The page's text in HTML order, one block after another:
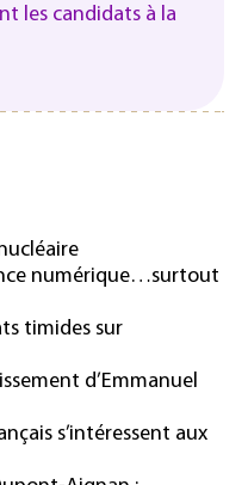
les candidats à la
numérique…surtout
timides sur
d’Emmanuel
s’intéressent aux